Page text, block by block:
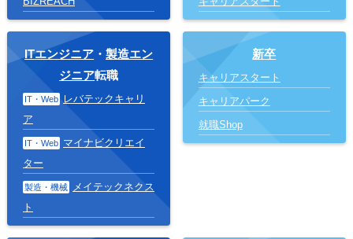
ITエンジニア ・製造エン
ジニア転職
IT・Web
レバテックキャリ
ア
IT・Web マイナビクリエイ
ター
製造・機械
メイテックネクス
ト
新卒
キャリアスタート
キャリアパーク
就職Shop